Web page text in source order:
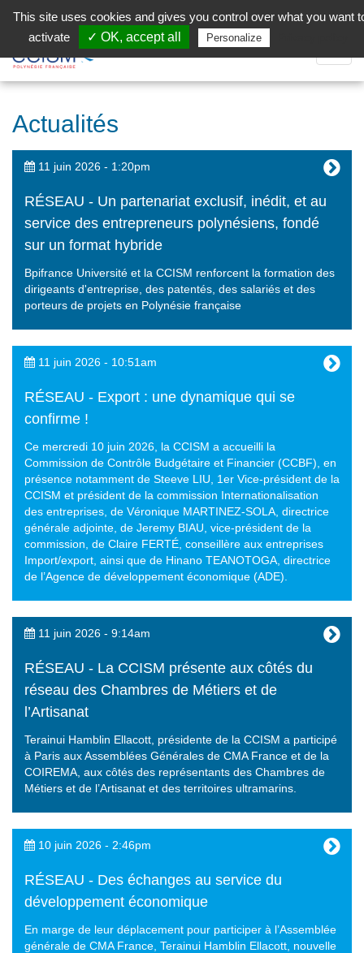
Facebook (Customer Chat) is disabled.
la
Actualités
11 juin 2026 - 1:20pm
RÉSEAU - Un partenariat exclusif, inédit, et au
service des entrepreneurs polynésiens, fondé
sur un format hybride
Bpifrance Université et la CCISM renforcent la formation des
dirigeants d'entreprise, des patentés, des salariés et des
porteurs de projets en Polynésie française
11 juin 2026 - 10:51am
RÉSEAU - Export : une dynamique qui se
confirme !
Ce mercredi 10 juin 2026, la CCISM a accueilli la
Commission de Contrôle Budgétaire et Financier (CCBF), en
présence notamment de Steeve LIU, 1er Vice-président de la
CCISM et président de la commission Internationalisation
des entreprises, de Véronique MARTINEZ-SOLA, directrice
générale adjointe, de Jeremy BIAU, vice-président de la
commission, de Claire FERTÉ, conseillère aux entreprises
Import/export, ainsi que de Hinano TEANOTOGA, directrice
de l’Agence de développement économique (ADE).
11 juin 2026 - 9:14am
RÉSEAU - La CCISM présente aux côtés du
réseau des Chambres de Métiers et de
l’Artisanat
Terainui Hamblin Ellacott, présidente de la CCISM a participé
à Paris aux Assemblées Générales de CMA France et de la
COIREMA, aux côtés des représentants des Chambres de
Métiers et de l’Artisanat et des territoires ultramarins.
10 juin 2026 - 2:46pm
RÉSEAU - Des échanges au service du
développement économique
En marge de leur déplacement pour participer à l’Assemblée
générale de CMA France, Terainui Hamblin Ellacott, nouvelle
This site uses cookies and gives you control over what you want
activate
✓ OK, accept all Personalize